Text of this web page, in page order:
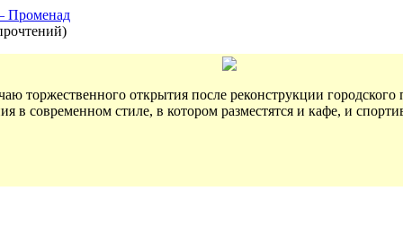
Променад
)
торжественного открытия после реконструкции
в современном стиле, в котором разместятся и кафе, и